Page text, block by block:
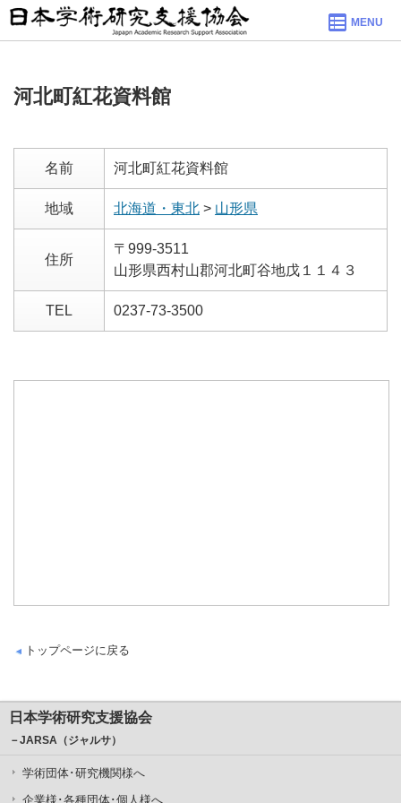
MENU
河北町紅花資料館
名前 河北町紅花資料館
地域 北海道・東北 > 山形県
住所
〒999-3511
山形県西村山郡河北町谷地戊１１４３
TEL 0237-73-3500
トップページに戻る
日本学術研究支援協会
－JARSA（ジャルサ）
学術団体･研究機関様へ
企業様･各種団体･個人様へ